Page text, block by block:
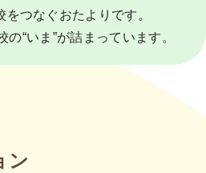
つなぐおたよりです。
“いま”が詰まっています。
ン